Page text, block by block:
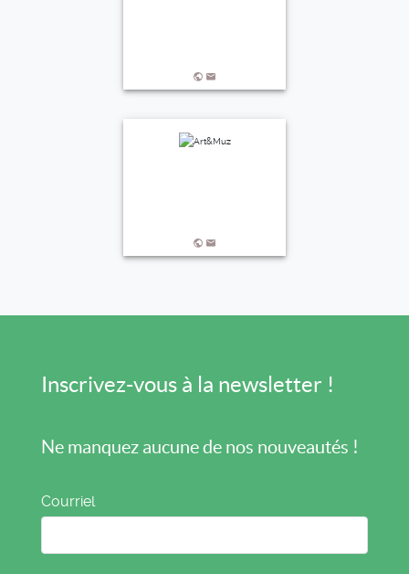
Inscrivez-vous à la newsletter !
Ne manquez aucune de nos nouveautés !
Courriel